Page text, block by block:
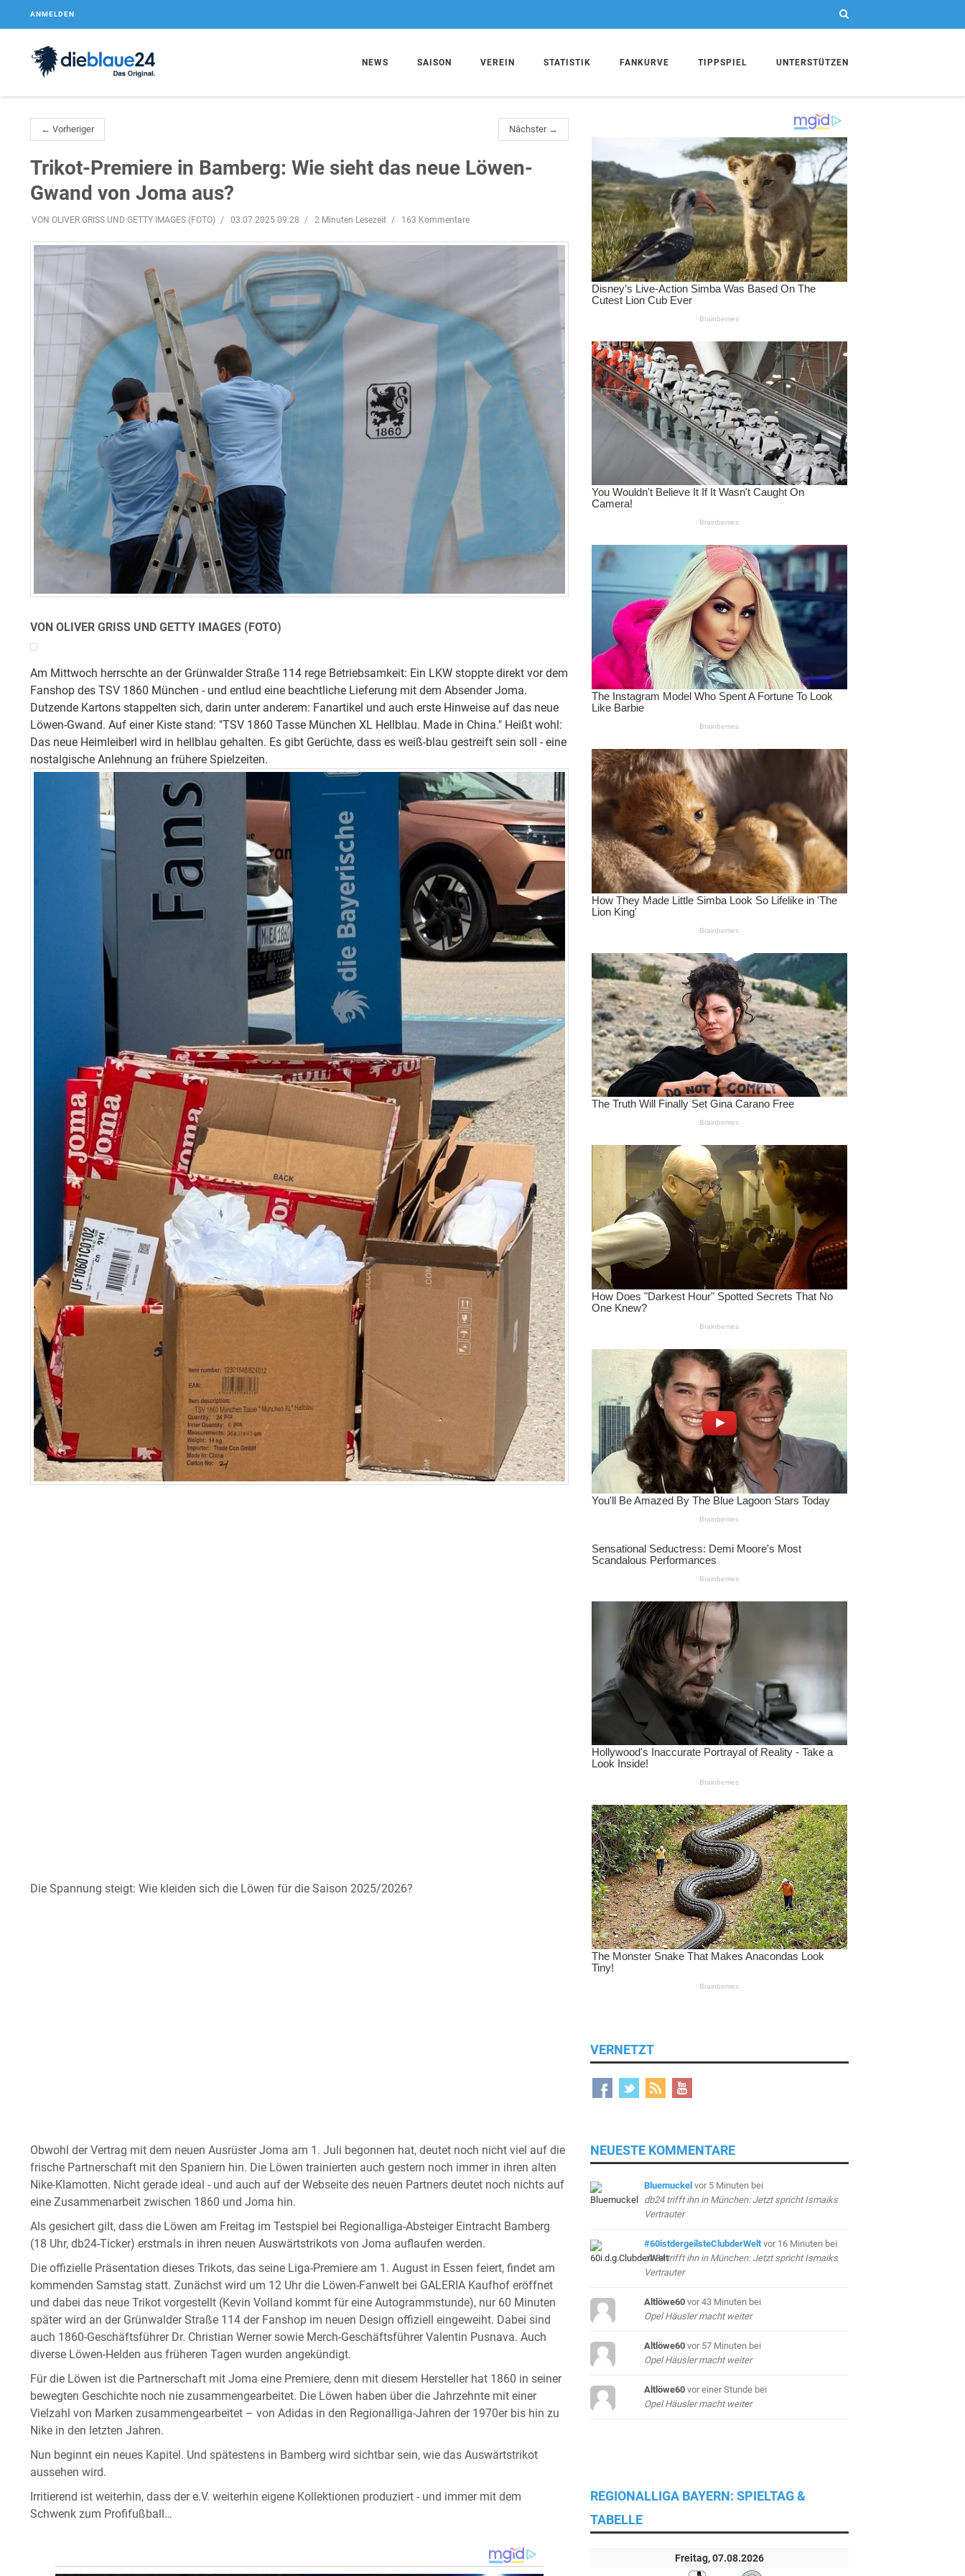
ANMELDEN
NEWS SAISON VEREIN STATISTIK FANKURVE TIPPSPIEL UNTERSTÜTZEN
← Vorheriger Nächster →
Trikot-Premiere in Bamberg: Wie sieht das neue Löwen-
Gwand von Joma aus?
VON OLIVER GRISS UND GETTY IMAGES (FOTO) 03.07.2025 09:28 2 Minuten Lesezeit 163 Kommentare
VON OLIVER GRISS UND GETTY IMAGES (FOTO)
Am Mittwoch herrschte an der Grünwalder Straße 114 rege Betriebsamkeit: Ein LKW stoppte direkt vor dem
Fanshop des TSV 1860 München - und entlud eine beachtliche Lieferung mit dem Absender Joma.
Dutzende Kartons stappelten sich, darin unter anderem: Fanartikel und auch erste Hinweise auf das neue
Löwen-Gwand. Auf einer Kiste stand: "TSV 1860 Tasse München XL Hellblau. Made in China." Heißt wohl:
Das neue Heimleiberl wird in hellblau gehalten. Es gibt Gerüchte, dass es weiß-blau gestreift sein soll - eine
nostalgische Anlehnung an frühere Spielzeiten.
Die Spannung steigt: Wie kleiden sich die Löwen für die Saison 2025/2026?
Obwohl der Vertrag mit dem neuen Ausrüster Joma am 1. Juli begonnen hat, deutet noch nicht viel auf die
frische Partnerschaft mit den Spaniern hin. Die Löwen trainierten auch gestern noch immer in ihren alten
Nike-Klamotten. Nicht gerade ideal - und auch auf der Webseite des neuen Partners deutet noch nichts auf
eine Zusammenarbeit zwischen 1860 und Joma hin.
Als gesichert gilt, dass die Löwen am Freitag im Testspiel bei Regionalliga-Absteiger Eintracht Bamberg
(18 Uhr, db24-Ticker) erstmals in ihren neuen Auswärtstrikots von Joma auflaufen werden.
Die offizielle Präsentation dieses Trikots, das seine Liga-Premiere am 1. August in Essen feiert, findet am
kommenden Samstag statt. Zunächst wird um 12 Uhr die Löwen-Fanwelt bei GALERIA Kaufhof eröffnet
und dabei das neue Trikot vorgestellt (Kevin Volland kommt für eine Autogrammstunde), nur 60 Minuten
später wird an der Grünwalder Straße 114 der Fanshop im neuen Design offiziell eingeweiht. Dabei sind
auch 1860-Geschäftsführer Dr. Christian Werner sowie Merch-Geschäftsführer Valentin Pusnava. Auch
diverse Löwen-Helden aus früheren Tagen wurden angekündigt.
Für die Löwen ist die Partnerschaft mit Joma eine Premiere, denn mit diesem Hersteller hat 1860 in seiner
bewegten Geschichte noch nie zusammengearbeitet. Die Löwen haben über die Jahrzehnte mit einer
Vielzahl von Marken zusammengearbeitet – von Adidas in den Regionalliga-Jahren der 1970er bis hin zu
Nike in den letzten Jahren.
Nun beginnt ein neues Kapitel. Und spätestens in Bamberg wird sichtbar sein, wie das Auswärtstrikot
aussehen wird.
Irritierend ist weiterhin, dass der e.V. weiterhin eigene Kollektionen produziert - und immer mit dem
Schwenk zum Profifußball…
VERNETZT
NEUESTE KOMMENTARE
Bluemuckel vor 5 Minuten bei
db24 trifft ihn in München: Jetzt spricht Ismaiks
Vertrauter
#60istdergeilsteClubderWelt vor 16 Minuten bei
db24 trifft ihn in München: Jetzt spricht Ismaiks
Vertrauter
Altlöwe60 vor 43 Minuten bei
Opel Häusler macht weiter
Altlöwe60 vor 57 Minuten bei
Opel Häusler macht weiter
Altlöwe60 vor einer Stundebei
Opel Häusler macht weiter
REGIONALLIGA BAYERN: SPIELTAG &
TABELLE
Freitag, 07.08.2026